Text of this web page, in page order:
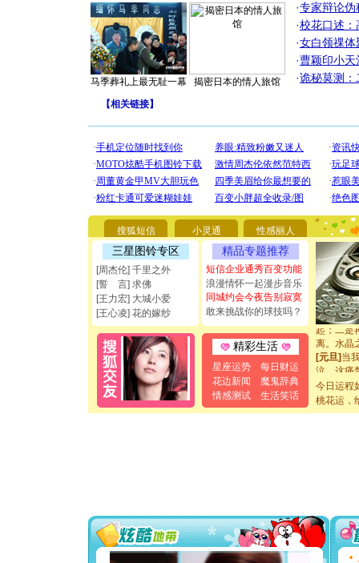
马季葬礼上最无耻一幕 揭密日本的情人旅馆
·专家辩论伪
·校花口述：
·女白领祼体
·曹颖印小天
·诡秘莫测：
【相关链接】
搜狐短信 小灵通 性感丽人
三星图铃专区
[周杰伦] 千里之外
[誓 言] 求佛
[王力宏] 大城小爱
[王心凌] 花的嫁纱
精品专题推荐
短信企业通秀百变功能
浪漫情怀一起漫步音乐
同城约会今夜告别寂寞
敢来挑战你的球技吗？
精彩生活
星座运势
每日财运
花边新闻
魔鬼辞典
情感测试
生活笑话
[圣诞节]
你太多
要平安
[圣诞节]
能正大光
都要快乐
[圣诞节]
如意,快
[元旦]看
断电。爱
你是我专
[元旦]如
起；二是
离。水晶
[元旦]当
泣，这痛
卖了。
[春节]风
颜！冬去
[圣诞节]
能正大光
都要快乐
[圣诞节]
今日运程
桃花运，